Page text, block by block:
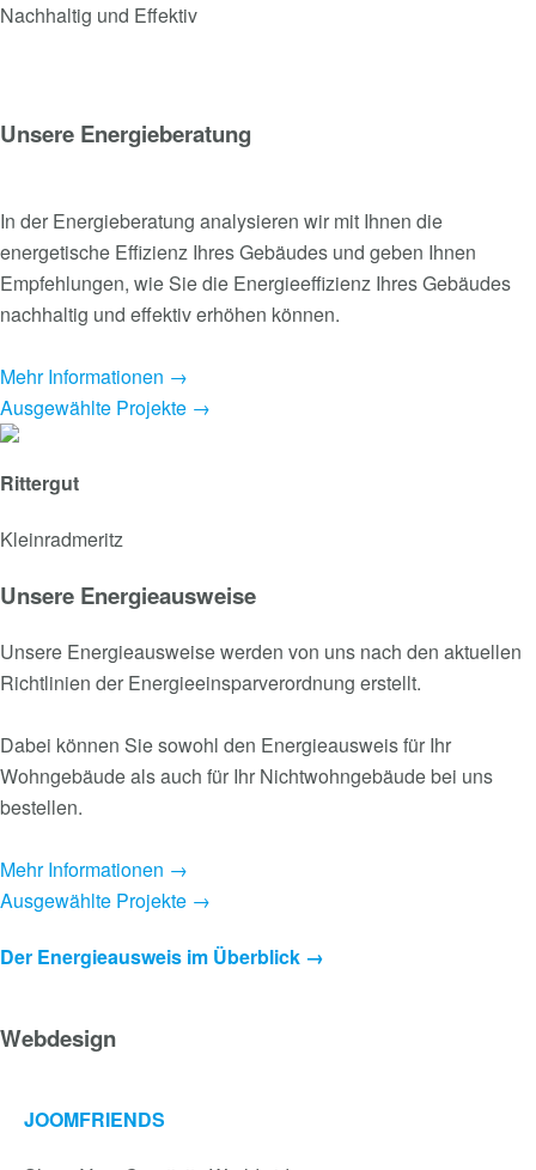
Nachhaltig und Effektiv
Unsere Energieberatung
In der Energieberatung analysieren wir mit Ihnen die
energetische Effizienz Ihres Gebäudes und geben Ihnen
Empfehlungen, wie Sie die Energieeffizienz Ihres Gebäudes
nachhaltig und effektiv erhöhen können.
Mehr Informationen →
Ausgewählte Projekte →
Rittergut
Kleinradmeritz
Unsere Energieausweise
Unsere Energieausweise werden von uns nach den aktuellen
Richtlinien der Energieeinsparverordnung erstellt.
Dabei können Sie sowohl den Energieausweis für Ihr
Wohngebäude als auch für Ihr Nichtwohngebäude bei uns
bestellen.
Mehr Informationen →
Ausgewählte Projekte →
Der Energieausweis im Überblick →
Webdesign
JOOMFRIENDS